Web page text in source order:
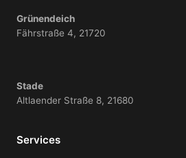
Grünendeich
Fährstraße 4, 21720
Stade
Altlaender Straße 8, 21680
Services